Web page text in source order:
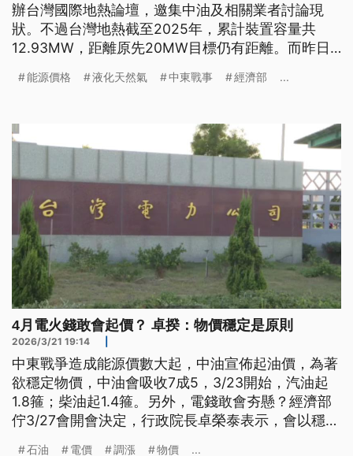
辦台灣國際地熱論壇，邀集中油及相關業者討論現
狀。不過台灣地熱截至2025年，累計裝置容量共
12.93MW，距離原先20MW目標仍有距離。而昨日
於合約價，一船比平時貴10億元。明日電價審議委員
能源價格 液化天然氣 中東戰事 經濟部 ...
4月電火錢敢會起價？ 卓揆：物價穩定是原則
2026/3/21 19:14
中東戰爭造成能源價數大起，中油宣佈起油價，為著
欲穩定物價，中油會吸收7成5，3/23開始，汽油起
1.8箍；柴油起1.4箍。另外，電錢敢會夯懸？經濟部
佇3/27會開會決定，行政院長卓榮泰表示，會以穩定
石油 電價 調漲 物價 ...